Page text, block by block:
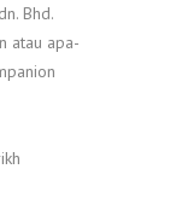
Bhd.
atau apa-